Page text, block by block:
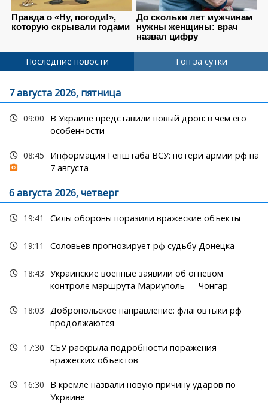
Последние новости Топ за сутки
7 августа 2026, пятница
09:00
В Украине представили новый дрон: в чем его
особенности
08:45
Информация Генштаба ВСУ: потери армии рф на
7 августа
6 августа 2026, четверг
19:41 Силы обороны поразили вражеские объекты
19:11 Соловьев прогнозирует рф судьбу Донецка
18:43 Украинские военные заявили об огневом
контроле маршрута Мариуполь — Чонгар
18:03 Добропольское направление: флаговтыки рф
продолжаются
17:30 СБУ раскрыла подробности поражения
вражеских объектов
16:30
В кремле назвали новую причину ударов по
Украине